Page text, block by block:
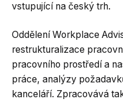
vstupující na český trh.
Oddělení Workplace
restrukturalizace
pracovního prostředí a
práce, analýzy
kanceláří. Zpracovává